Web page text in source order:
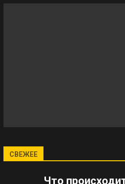
СВЕЖЕЕ
Что